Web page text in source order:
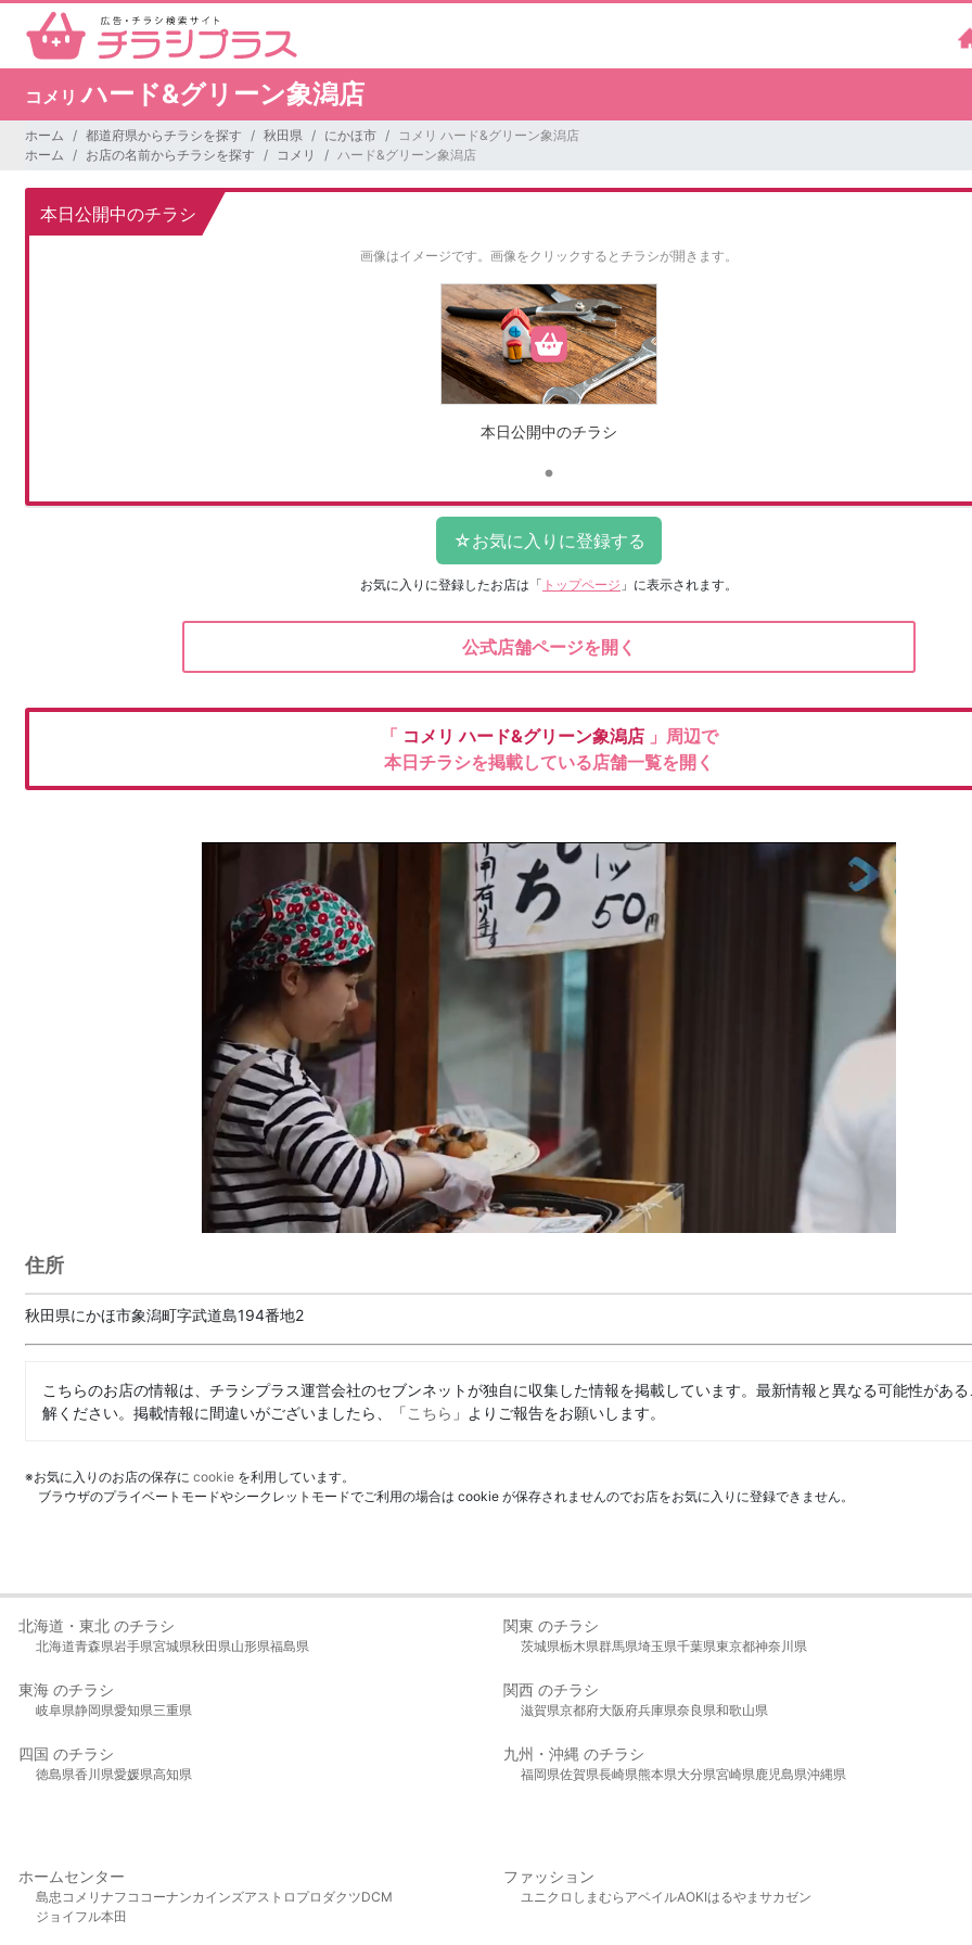
コメリハード&グリーン象潟店
ホーム 都道府県からチラシを探す 秋田県 にかほ市
コメリ ハード&グリーン象潟店
ホーム
お店の名前からチラシを探す コメリ ハード&グリーン象潟店
本日公開中のチラシ
画像はイメージです。 画像をクリックするとチラシが開きます。
本日公開中のチラシ
お気に入りに登録したお店は 「 トップページ 」に表示されます。
公式店舗ページを開く
「 コメリハード&グリーン象潟店 」周辺で
本日チラシを掲載している店舗一覧を開く
住所
秋田県にかほ市象潟町字武道島194番地2
こちらのお店の情報は、チラシプラス運営会社のセブンネットが独自に収集した情報を掲載しています。最新情報と異なる可能性があ
解ください。掲載情報に間違いがございましたら、「こちら 」よりご報告をお願いします。
※お気に入りのお店の保存に cookie を利用しています。
ブラウザのプライベートモードやシークレットモードでご利用の場合は cookie が保存されませんのでお店をお気に入りに登録できません。
北海道・東北 のチラシ
北海道青森県岩手県宮城県秋田県山形県福島県
関東 のチラシ
茨城県栃木県群馬県埼玉県千葉県東京都神奈川県
東海 のチラシ
岐阜県静岡県愛知県三重県
関西 のチラシ
滋賀県京都府大阪府兵庫県奈良県和歌山県
四国 のチラシ
徳島県香川県愛媛県高知県
九州・沖縄 のチラシ
福岡県佐賀県長崎県熊本県大分県宮崎県鹿児島県沖縄県
ホームセンター
島忠 コメリ ナフコ コーナンカインズアストロプロダクツDCM
ジョイフル本田
ファッション
ユニクロ しまむら アベイルAOKIはるやま サカゼン